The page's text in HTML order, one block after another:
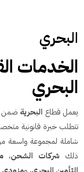
البحري
الخدمات
البحري
يعمل قطاع البحرية ضمن
تتطلب خبرة قانونية
شاملة لمجموعة واسعة من
ذلك شركات الشحن،